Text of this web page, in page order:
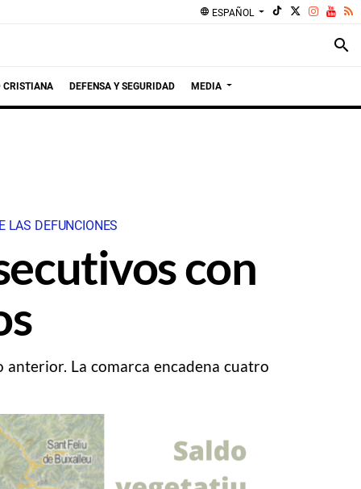
language ESPAÑOL
search
CRISTIANA DEFENSA Y SEGURIDAD MEDIA
LAS DEFUNCIONES
con
La comarca encadena cuatro